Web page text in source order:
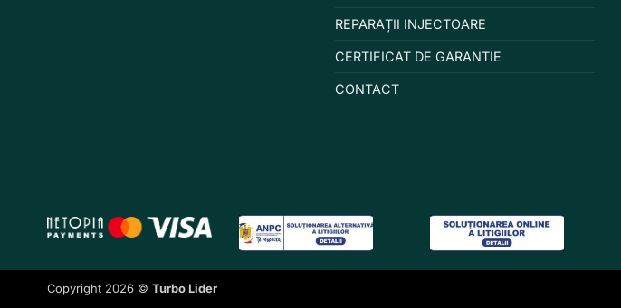
REPARAȚII INJECTOARE
CERTIFICAT DE GARANTIE
CONTACT
Copyright 2026 © Turbo Lider